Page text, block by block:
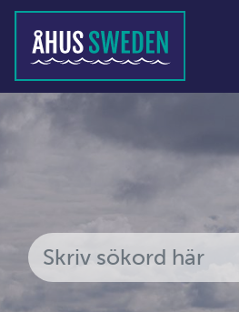
Tävlingar &amp; matcher
Alla medlemmar
Ekonomi &amp; juridik